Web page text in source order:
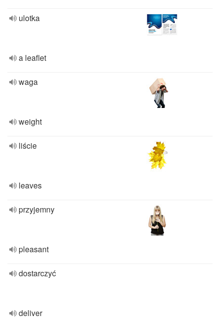
ulotka
a leaflet
waga
weight
liście
leaves
przyjemny
pleasant
dostarczyć
deliver